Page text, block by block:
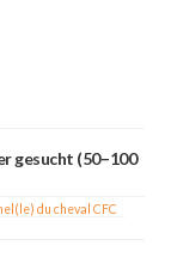
gesucht (50–100
du cheval CFC